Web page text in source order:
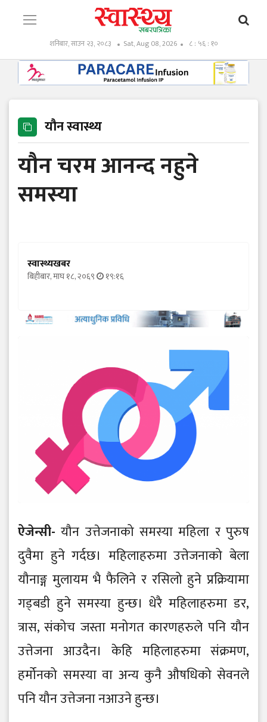
शनिबार, साउन २३, २०८३ Sat, Aug 08, 2026 ८ : ५६ : ११
यौन स्वास्थ्य
यौन चरम आनन्द नहुने
समस्या
स्वास्थ्यखबर
बिहीबार, माघ १८, २०६९ १९:१६
ऐजेन्सी-यौन उत्तेजनाको समस्या महिला र पुरुष
दुवैमा हुने गर्दछ। महिलाहरुमा उत्तेजनाको बेला
यौनाङ्ग मुलायम भै फैलिने र रसिलो हुने प्रक्रियामा
गड्बडी हुने समस्या हुन्छ। धेरै महिलाहरुमा डर,
त्रास, संकोच जस्ता मनोगत कारणहरुले पनि यौन
उत्तेजना आउदैन। केहि महिलाहरुमा संक्रमण,
हर्मोनको समस्या वा अन्य कुनै औषधिको सेवनले
पनि यौन उत्तेजना नआउने हुन्छ।